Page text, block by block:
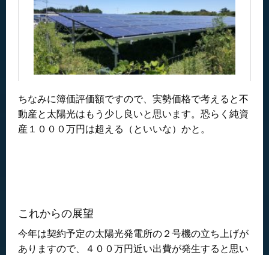
ちなみに簿価評価額ですので、実勢価格で考えると不
動産と太陽光はもう少し良いと思います。恐らく純資
産１０００万円は超える（といいな）かと。
これからの展望
今年は契約予定の太陽光発電所の２号機の立ち上げが
ありますので、４００万円近い出費が発生すると思い